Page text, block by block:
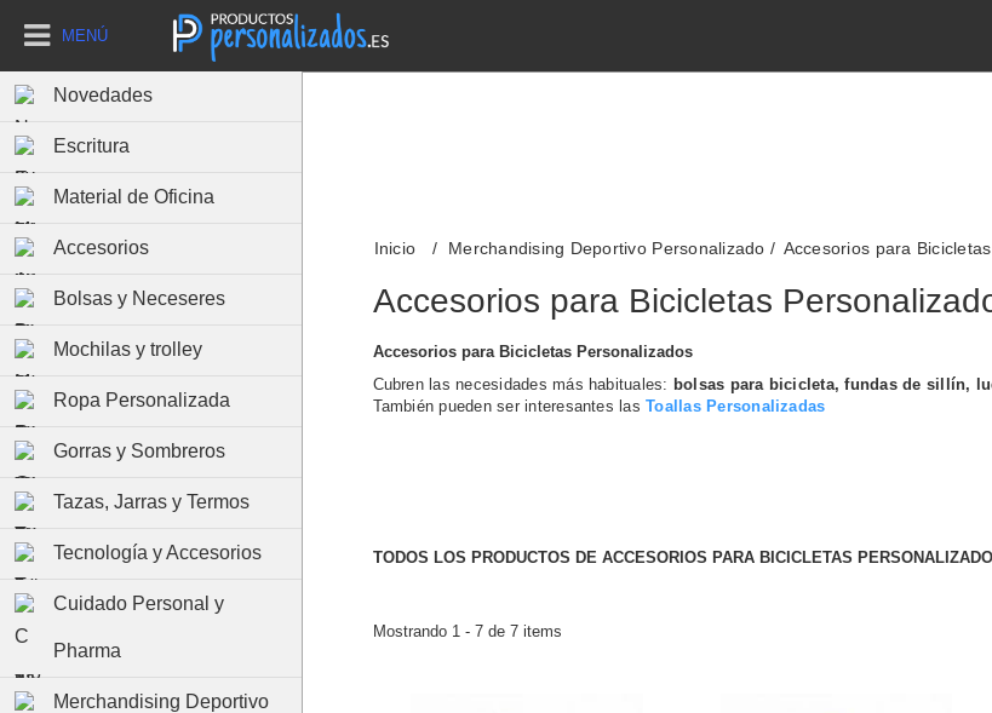
MENÚ
Novedades
Escritura
Material de Oficina
Accesorios
Bolsas y Neceseres
Mochilas y trolley
Ropa Personalizada
Gorras y Sombreros
Tazas, Jarras y Termos
Tecnología y Accesorios
Cuidado Personal y
Pharma
Merchandising Deportivo
Inicio Merchandising Deportivo Personalizado Accesorios para
Accesorios para Bicicletas
Accesorios para Bicicletas Personalizados
Cubren las necesidades más habituales: bolsas para bicicleta, fundas de sillín,
También pueden ser interesantes lasToallas Personalizadas
TODOS LOS PRODUCTOS DE ACCESORIOS PARA BICICLETAS
Mostrando 1 - 7 de 7 items